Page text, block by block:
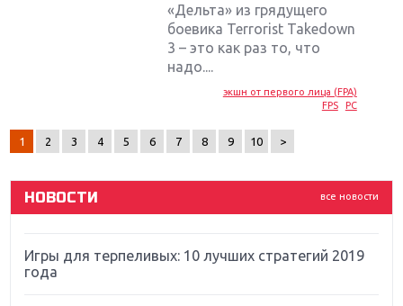
«Дельта» из грядущего
боевика Terrorist Takedown
3 – это как раз то, что
надо....
экшн от первого лица (FPA)
FPS
PC
1 2 3 4 5 6 7 8 9 10 >
все новости
НОВОСТИ
Крупнейшие релизы мая: Nintendo, Microsoft и
Новинки для Nintendo Switch: Labo, South Park и
Far Cry 5: хвалить нельзя ругать
Игры для терпеливых: 10 лучших стратегий 2019
года